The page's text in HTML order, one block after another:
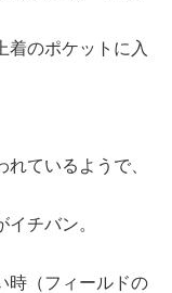
着のポケットに入
ているようで、
チバン。
時（フィールドの